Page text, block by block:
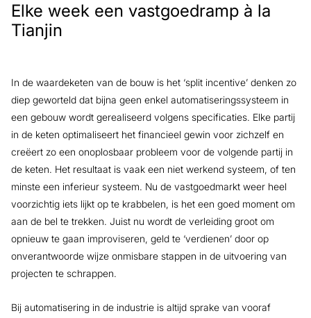
Elke week een vastgoedramp à la
Tianjin
In de waardeketen van de bouw is het ‘split incentive’ denken zo
diep geworteld dat bijna geen enkel automatiseringssysteem in
een gebouw wordt gerealiseerd volgens specificaties. Elke partij
in de keten optimaliseert het financieel gewin voor zichzelf en
creëert zo een onoplosbaar probleem voor de volgende partij in
de keten. Het resultaat is vaak een niet werkend systeem, of ten
minste een inferieur systeem. Nu de vastgoedmarkt weer heel
voorzichtig iets lijkt op te krabbelen, is het een goed moment om
aan de bel te trekken. Juist nu wordt de verleiding groot om
opnieuw te gaan improviseren, geld te ‘verdienen’ door op
onverantwoorde wijze onmisbare stappen in de uitvoering van
projecten te schrappen.
Bij automatisering in de industrie is altijd sprake van vooraf